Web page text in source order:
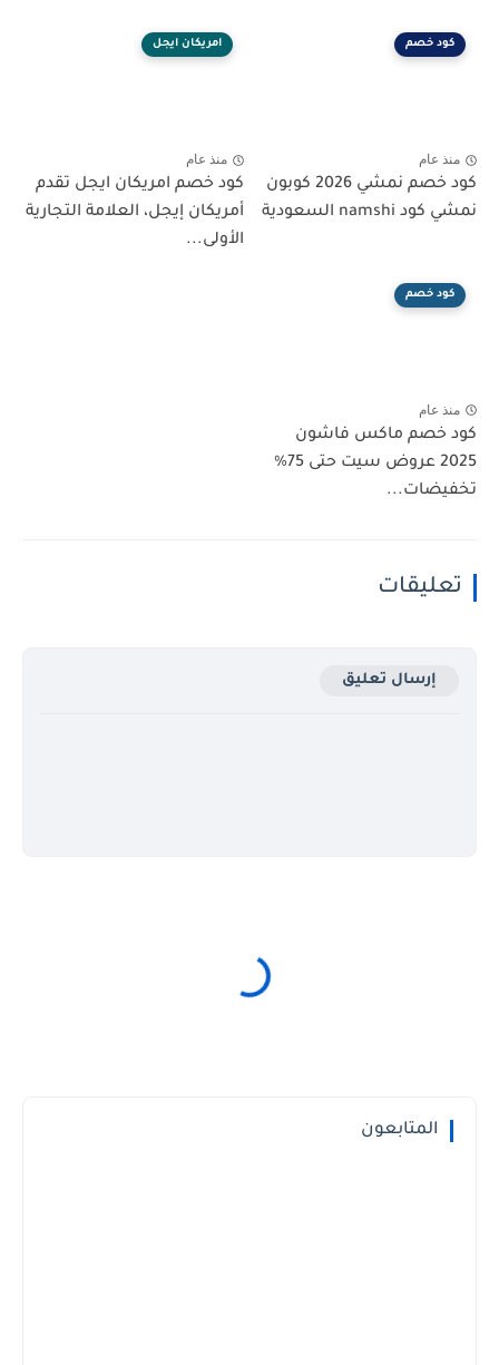
كود خصم
منذ عام
كود خصم نمشي 2026 كوبون
نمشي كود namshi السعودية
امريكان ايجل
منذ عام
كود خصم امريكان ايجل تقدم
أمريكان إيجل، العلامة التجارية
الأولى...
كود خصم
منذ عام
كود خصم ماكس فاشون
2025 عروض سيت حتى 75%
تخفيضات...
تعليقات
إرسال تعليق
المتابعون